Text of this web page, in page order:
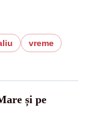
vreme
și pe